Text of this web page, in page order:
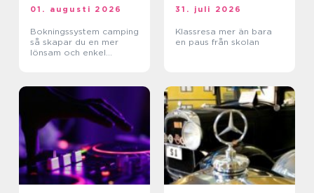
01. augusti 2026
Bokningssystem camping
så skapar du en mer
lönsam och enkel
31. juli 2026
Klassresa mer än bara
en paus från skolan